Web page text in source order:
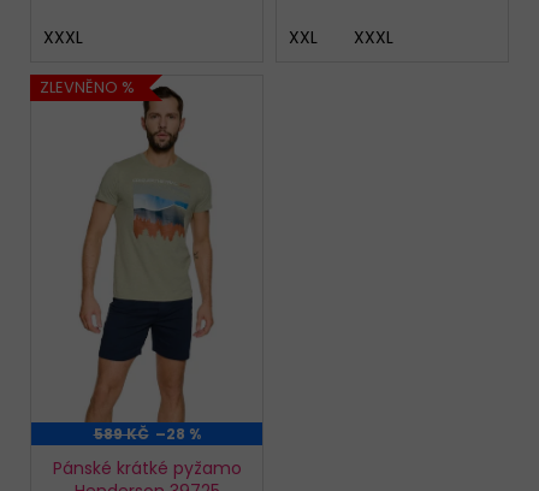
XXXL XXL XXXL
ZLEVNĚNO %
589 KČ –28 %
Pánské krátké pyžamo